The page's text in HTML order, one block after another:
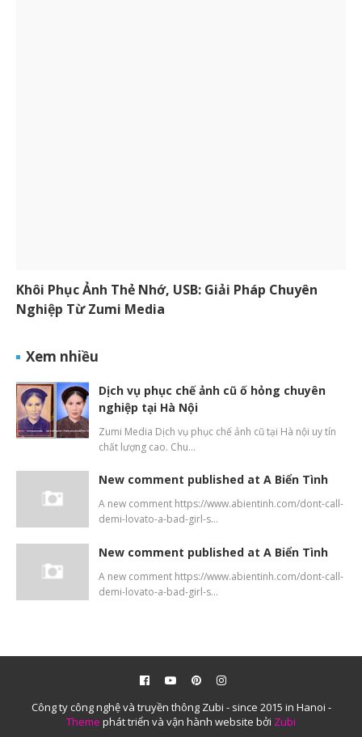
Khôi Phục Ảnh Thẻ Nhớ, USB: Giải Pháp Chuyên
Nghiệp Từ Zumi Media
Xem nhiều
Dịch vụ phục chế ảnh cũ ố hỏng chuyên
nghiệp tại Hà Nội
Zumi Media Dịch vụ phục chế ảnh cũ tại Hà nội uy tín
chất lượng cao. Chu…
New comment published at A Biển Tình
A new comment https://www.abientinh.com/dont-call-
demi-lovato-a-bad-girl-s…
New comment published at A Biển Tình
A new comment https://www.abientinh.com/dont-call-
demi-lovato-a-bad-girl-s…
Công ty công nghệ và truyền thông Zubi - since 2015 in Hanoi -
Theme phát triển và vận hành website bởi Zubi